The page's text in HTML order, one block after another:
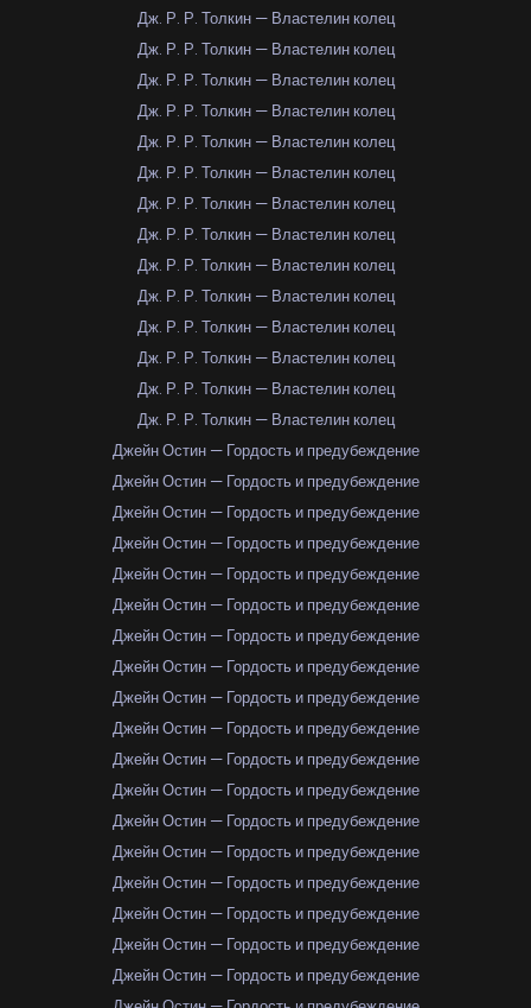
Дж. Р. Р. Толкин — Властелин колец
Дж. Р. Р. Толкин — Властелин колец
Дж. Р. Р. Толкин — Властелин колец
Дж. Р. Р. Толкин — Властелин колец
Дж. Р. Р. Толкин — Властелин колец
Дж. Р. Р. Толкин — Властелин колец
Дж. Р. Р. Толкин — Властелин колец
Дж. Р. Р. Толкин — Властелин колец
Дж. Р. Р. Толкин — Властелин колец
Дж. Р. Р. Толкин — Властелин колец
Дж. Р. Р. Толкин — Властелин колец
Дж. Р. Р. Толкин — Властелин колец
Дж. Р. Р. Толкин — Властелин колец
Дж. Р. Р. Толкин — Властелин колец
Джейн Остин — Гордость и предубеждение
Джейн Остин — Гордость и предубеждение
Джейн Остин — Гордость и предубеждение
Джейн Остин — Гордость и предубеждение
Джейн Остин — Гордость и предубеждение
Джейн Остин — Гордость и предубеждение
Джейн Остин — Гордость и предубеждение
Джейн Остин — Гордость и предубеждение
Джейн Остин — Гордость и предубеждение
Джейн Остин — Гордость и предубеждение
Джейн Остин — Гордость и предубеждение
Джейн Остин — Гордость и предубеждение
Джейн Остин — Гордость и предубеждение
Джейн Остин — Гордость и предубеждение
Джейн Остин — Гордость и предубеждение
Джейн Остин — Гордость и предубеждение
Джейн Остин — Гордость и предубеждение
Джейн Остин — Гордость и предубеждение